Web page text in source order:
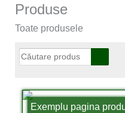
Produse
Toate produsele
Exemplu pagina